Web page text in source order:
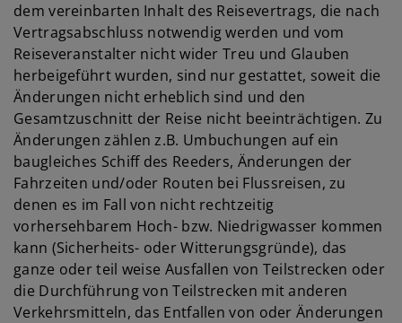
dem vereinbarten Inhalt des Reisevertrags, die nach
Vertragsabschluss notwendig werden und vom
Reiseveranstalter nicht wider Treu und Glauben
herbeigeführt wurden, sind nur gestattet, soweit die
Änderungen nicht erheblich sind und den
Gesamtzuschnitt der Reise nicht beeinträchtigen. Zu
Änderungen zählen z.B. Umbuchungen auf ein
baugleiches Schiff des Reeders, Änderungen der
Fahrzeiten und/oder Routen bei Flussreisen, zu
denen es im Fall von nicht rechtzeitig
vorhersehbarem Hoch- bzw. Niedrigwasser kommen
kann (Sicherheits- oder Witterungsgründe), das
ganze oder teil weise Ausfallen von Teilstrecken oder
die Durchführung von Teilstrecken mit anderen
Verkehrsmitteln, das Entfallen von oder Änderungen